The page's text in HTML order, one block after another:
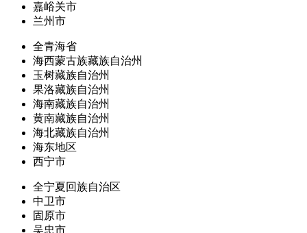
嘉峪关市
兰州市
全青海省
海西蒙古族藏族自治州
玉树藏族自治州
果洛藏族自治州
海南藏族自治州
黄南藏族自治州
海北藏族自治州
海东地区
西宁市
全宁夏回族自治区
中卫市
固原市
吴忠市